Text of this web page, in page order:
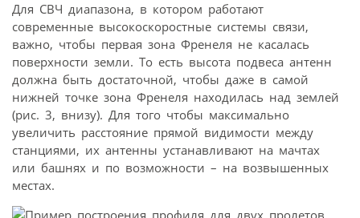
Для СВЧ диапазона, в котором работают
современные высокоскоростные системы связи,
важно, чтобы первая зона Френеля не касалась
поверхности земли. То есть высота подвеса антенн
должна быть достаточной, чтобы даже в самой
нижней точке зона Френеля находилась над землей
(рис. 3, внизу). Для того чтобы максимально
увеличить расстояние прямой видимости между
станциями, их антенны устанавливают на мачтах
или башнях и по возможности – на возвышенных
местах.